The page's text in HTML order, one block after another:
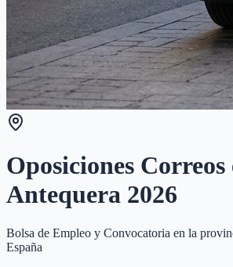
Oposiciones Correos
Antequera 2026
Bolsa de Empleo y Convocatoria en la
España